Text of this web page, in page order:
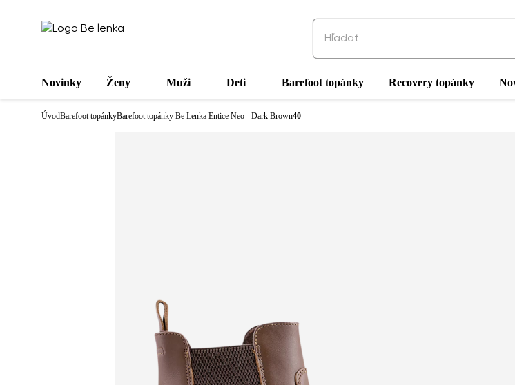
Novinky Ženy Muži Deti Barefoot topánky Recovery topánky
ÚvodBarefoot topánkyBarefoot topánky Be Lenka Entice Neo - Dark Brown40